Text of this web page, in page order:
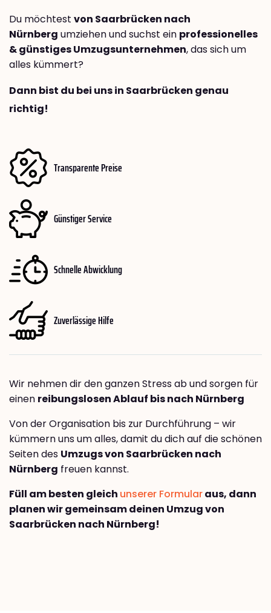
Du möchtest von Saarbrücken nach
Nürnberg umziehen und suchst ein professionelles
& günstiges Umzugsunternehmen, das sich um
alles kümmert?
Dann bist du bei uns in Saarbrücken genau
richtig!
Transparente Preise
Günstiger Service
Schnelle Abwicklung
Zuverlässige Hilfe
Wir nehmen dir den ganzen Stress ab und sorgen für
einen reibungslosen Ablauf bis nach Nürnberg
Von der Organisation bis zur Durchführung – wir
kümmern uns um alles, damit du dich auf die schönen
Seiten des Umzugs von Saarbrücken nach
Nürnberg freuen kannst.
Füll am besten gleich unserer Formularaus, dann
planen wir gemeinsam deinen Umzug von
Saarbrücken nach Nürnberg!